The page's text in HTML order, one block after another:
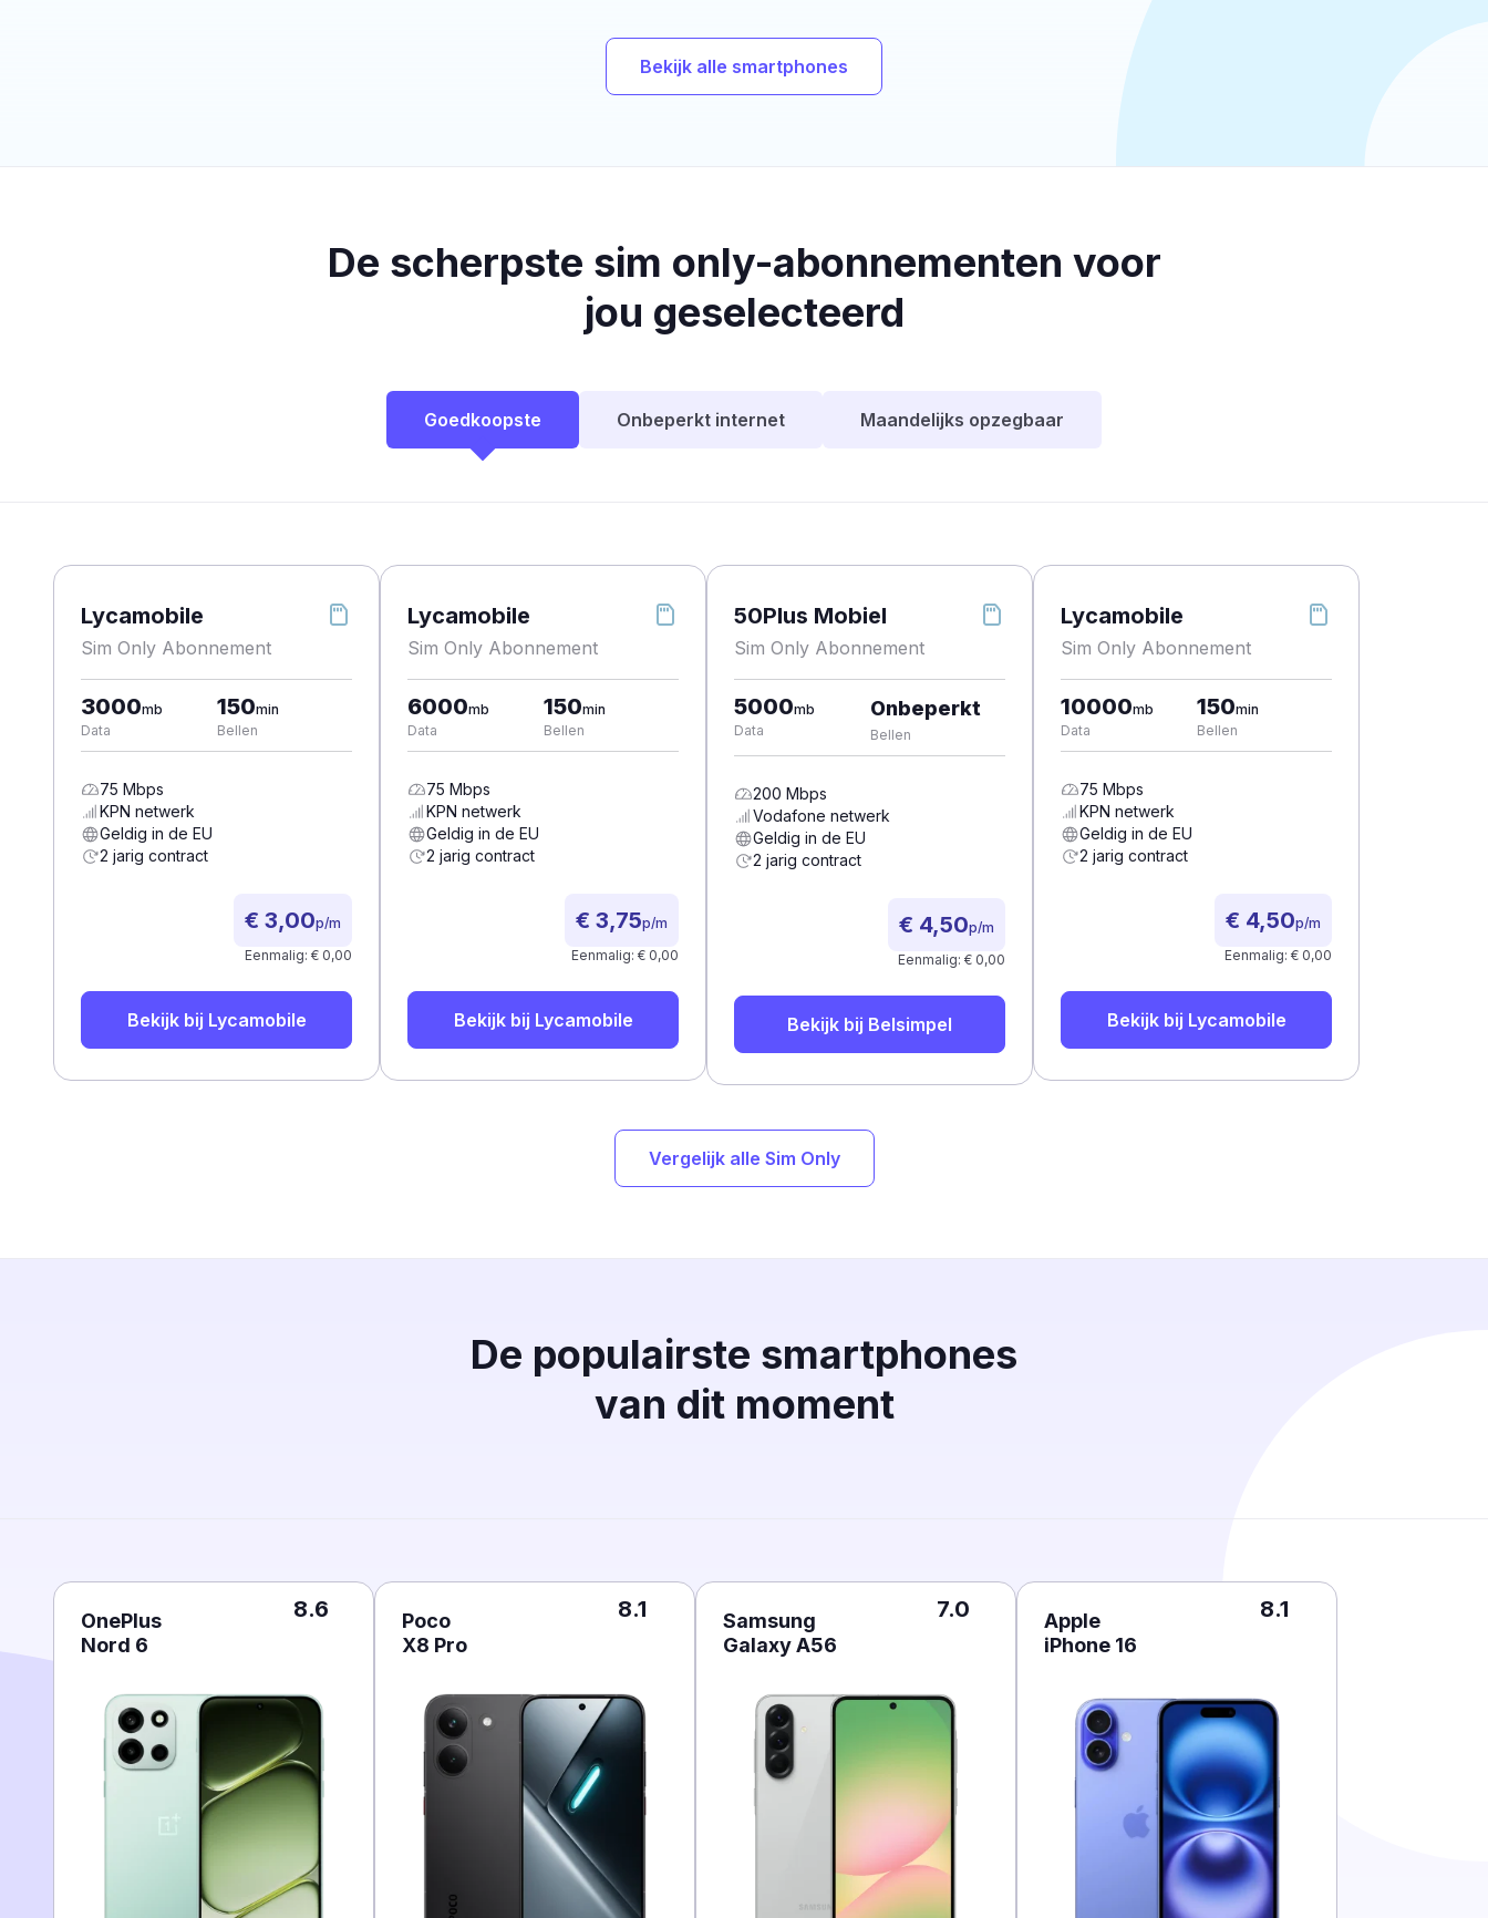
Bekijk alle smartphones
De scherpste sim only-abonnementen voor
jou geselecteerd
Goedkoopste Onbeperkt internet Maandelijks opzegbaar
Lycamobile
Sim Only Abonnement
3000mb
Data
150min
Bellen
75 Mbps
KPN netwerk
Geldig in de EU
2 jarig contract
€ 3,00p/m
Eenmalig: € 0,00
Bekijk bij Lycamobile
Lycamobile
Sim Only Abonnement
6000mb
Data
150min
Bellen
75 Mbps
KPN netwerk
Geldig in de EU
2 jarig contract
€ 3,75p/m
Eenmalig: € 0,00
Bekijk bij Lycamobile
50Plus Mobiel
Sim Only Abonnement
5000mb
Data
Onbeperkt
Bellen
200 Mbps
Vodafone netwerk
Geldig in de EU
2 jarig contract
€ 4,50p/m
Eenmalig: € 0,00
Bekijk bij Belsimpel
Lycamobile
Sim Only Abonnement
10000mb
Data
150min
Bellen
75 Mbps
KPN netwerk
Geldig in de EU
2 jarig contract
€ 4,50p/m
Eenmalig: € 0,00
Bekijk bij Lycamobile
Vergelijk alle Sim Only
De populairste smartphones
van dit moment
OnePlus
Nord 6
8.6
Poco
X8 Pro
8.1
Samsung
Galaxy A56
7.0
Apple
iPhone 16
8.1